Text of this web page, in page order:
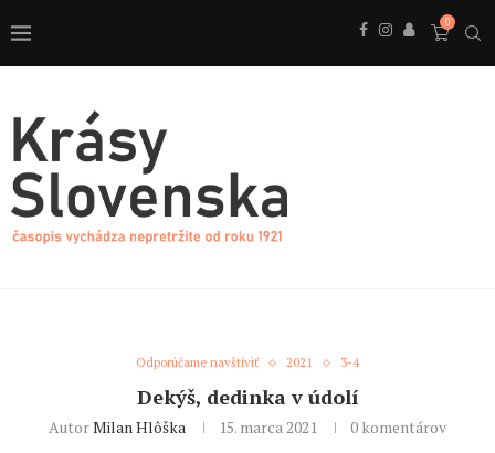
0
Odporúčame navštíviť 2021 3-4
Dekýš, dedinka v údolí
AutorMilan Hlôška 15. marca 2021 0 komentárov